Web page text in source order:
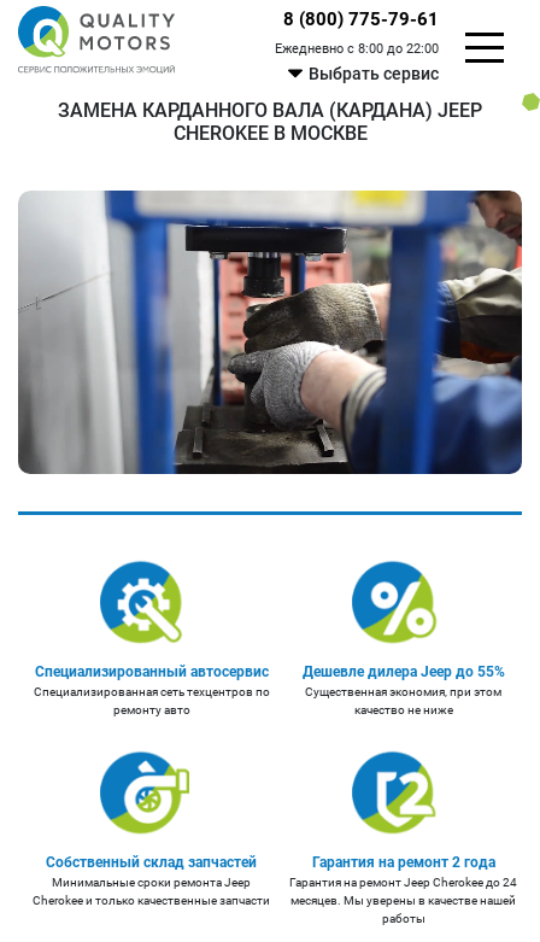
8 (800) 775-79-61
Ежедневно с 8:00 до 22:00
Выбрать сервис
ЗАМЕНА КАРДАННОГО ВАЛА (КАРДАНА) JEEP
CHEROKEE В МОСКВЕ
Специализированный автосервис
Специализированная сеть техцентров по
ремонту авто
Дешевле дилера Jeep до 55%
Существенная экономия, при этом
качество не ниже
Собственный склад запчастей
Минимальные сроки ремонта Jeep
Cherokee и только качественные запчасти
Гарантия на ремонт 2 года
Гарантия на ремонт Jeep Cherokee до 24
месяцев. Мы уверены в качестве нашей
работы